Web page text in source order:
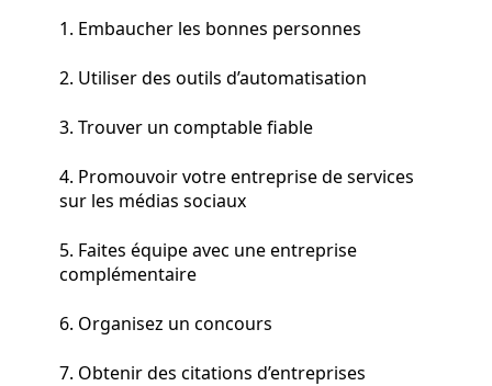
1. Embaucher les bonnes personnes
2. Utiliser des outils d’automatisation
3. Trouver un comptable fiable
4. Promouvoir votre entreprise de services
sur les médias sociaux
5. Faites équipe avec une entreprise
complémentaire
6. Organisez un concours
7. Obtenir des citations d’entreprises